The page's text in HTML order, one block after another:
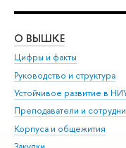
О ВЫШКЕ
Цифры и факты
Руководство и структура
Устойчивое развитие в
Преподаватели и
Корпуса и общежития